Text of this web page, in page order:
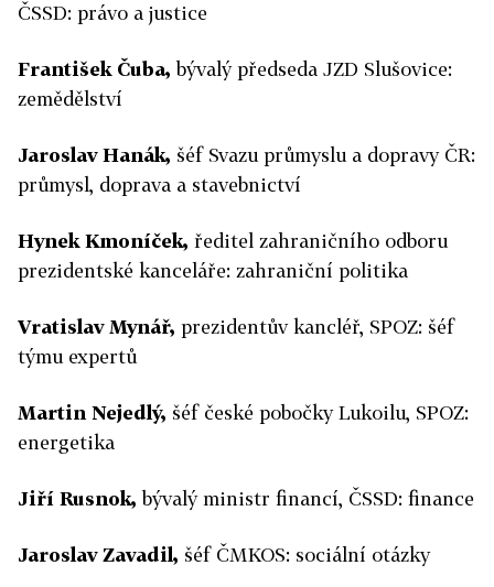
ČSSD: právo a justice
František Čuba,bývalý předseda JZD Slušovice:
zemědělství
Jaroslav Hanák, šéf Svazu průmyslu a dopravy ČR:
průmysl, doprava a stavebnictví
Hynek Kmoníček, ředitel zahraničního odboru
prezidentské kanceláře: zahraniční politika
Vratislav Mynář, prezidentův kancléř, SPOZ: šéf
týmu expertů
Martin Nejedlý, šéf české pobočky Lukoilu, SPOZ:
energetika
Jiří Rusnok,bývalý ministr financí, ČSSD: finance
Jaroslav Zavadil, šéf ČMKOS: sociální otázky